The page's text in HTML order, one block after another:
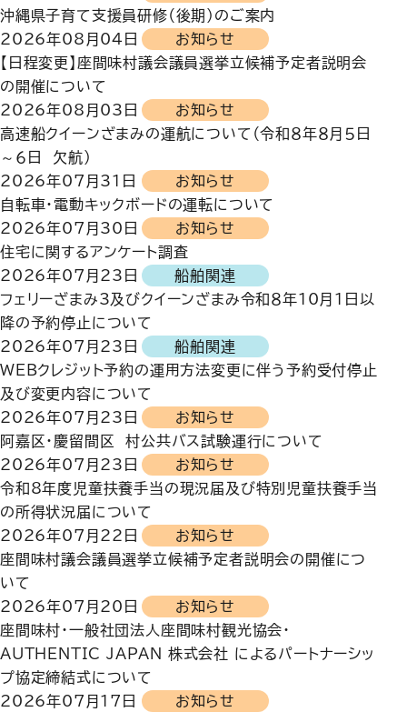
沖縄県子育て支援員研修（後期）のご案内
2026年08月04日
お知らせ
【日程変更】座間味村議会議員選挙立候補予定者説明会
の開催について
2026年08月03日
お知らせ
高速船クイーンざまみの運航について（令和８年８月５日
～６日 欠航）
2026年07月31日
お知らせ
自転車・電動キックボードの運転について
2026年07月30日
お知らせ
住宅に関するアンケート調査
2026年07月23日
船舶関連
フェリーざまみ3及びクイーンざまみ令和８年10月1日以
降の予約停止について
2026年07月23日
船舶関連
WEBクレジット予約の運用方法変更に伴う予約受付停止
及び変更内容について
2026年07月23日
お知らせ
阿嘉区・慶留間区 村公共バス試験運行について
2026年07月23日
お知らせ
令和8年度児童扶養手当の現況届及び特別児童扶養手当
の所得状況届について
2026年07月22日
お知らせ
座間味村議会議員選挙立候補予定者説明会の開催につ
いて
2026年07月20日
お知らせ
座間味村・一般社団法人座間味村観光協会・
AUTHENTIC JAPAN 株式会社 によるパートナーシッ
プ協定締結式について
2026年07月17日
お知らせ